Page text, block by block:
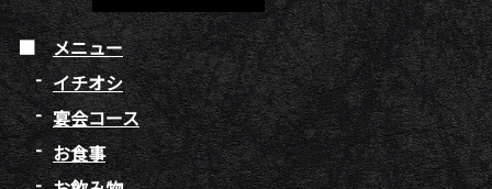
メニュー
イチオシ
宴会コース
お食事